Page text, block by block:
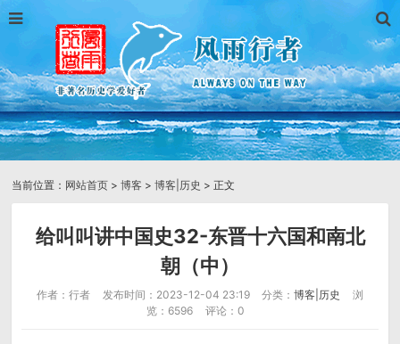
当前位置： 网站首页 >博客 >博客|历史 > 正文
给叫叫讲中国史32-东晋十六国和南北
朝（中）
作者：行者 发布时间：2023-12-04 23:19 分类：博客|历史
浏
览：6596
评论：0